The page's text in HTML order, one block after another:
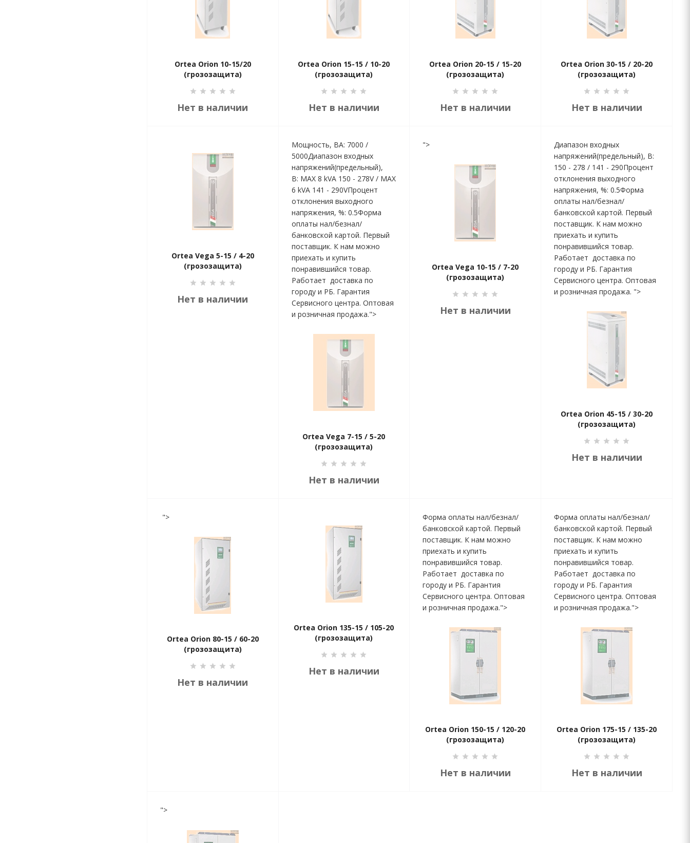
Ortea Orion 10-15/20
(грозозащита)
Нет в наличии
Ortea Orion 15-15 / 10-20
(грозозащита)
Нет в наличии
Ortea Orion 20-15 / 15-20
(грозозащита)
Нет в наличии
Ortea Orion 30-15 / 20-20
(грозозащита)
Нет в наличии
Ortea Vega 5-15 / 4-20
(грозозащита)
Нет в наличии
Мощность, ВА: 7000 /
5000Диапазон входных
напряжений(предельный),
В: MAX 8 kVA 150 - 278V / MAX
6 kVA 141 - 290VПроцент
отклонения выходного
напряжения, %: 0.5Форма
оплаты нал/безнал/
банковской картой. Первый
поставщик. К нам можно
приехать и купить
понравившийся товар.
Работает доставка по
городу и РБ. Гарантия
Сервисного центра. Оптовая
и розничная продажа.">
Ortea Vega 7-15 / 5-20
(грозозащита)
Нет в наличии
">
Ortea Vega 10-15 / 7-20
(грозозащита)
Нет в наличии
Диапазон входных
напряжений(предельный), В:
150 - 278 / 141 - 290Процент
отклонения выходного
напряжения, %: 0.5Форма
оплаты нал/безнал/
банковской картой. Первый
поставщик. К нам можно
приехать и купить
понравившийся товар.
Работает доставка по
городу и РБ. Гарантия
Сервисного центра. Оптовая
и розничная продажа. ">
Ortea Orion 45-15 / 30-20
(грозозащита)
Нет в наличии
">
Ortea Orion 80-15 / 60-20
(грозозащита)
Нет в наличии
Ortea Orion 135-15 / 105-20
(грозозащита)
Нет в наличии
Форма оплаты нал/безнал/
банковской картой. Первый
поставщик. К нам можно
приехать и купить
понравившийся товар.
Работает доставка по
городу и РБ. Гарантия
Сервисного центра. Оптовая
и розничная продажа.">
Ortea Orion 150-15 / 120-20
(грозозащита)
Нет в наличии
Форма оплаты нал/безнал/
банковской картой. Первый
поставщик. К нам можно
приехать и купить
понравившийся товар.
Работает доставка по
городу и РБ. Гарантия
Сервисного центра. Оптовая
и розничная продажа.">
Ortea Orion 175-15 / 135-20
(грозозащита)
Нет в наличии
">